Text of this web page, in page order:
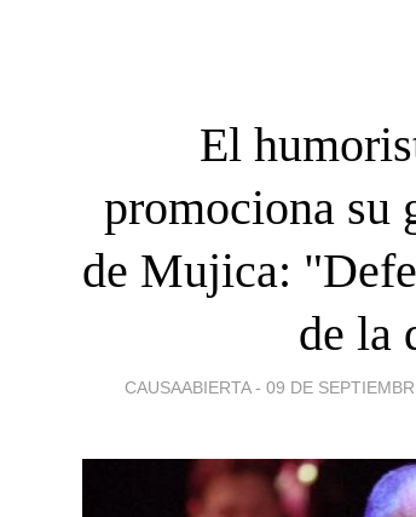
El
promociona su
de Mujica:
de la
CAUSAABIERTA - 09 DE